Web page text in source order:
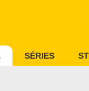
SÉRIES